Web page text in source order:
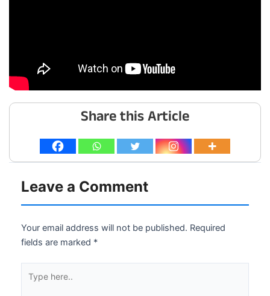
Share this Article
Leave a Comment
Your email address will not be published. Required
fields are marked *
here..